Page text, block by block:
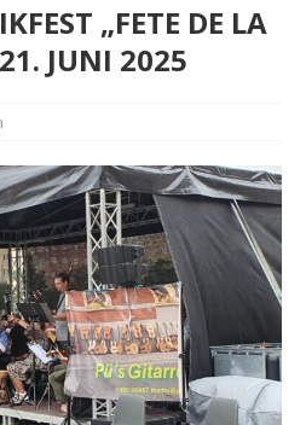
„FETE DE LA
JUNI 2025